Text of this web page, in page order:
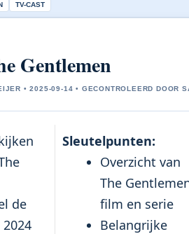
TV-CAST
Gentlemen
• 2025-09-14 • GECONTROLEERD DOOR
de
Sleutelpunten:
Overzicht van
The
film en serie
Belangrijke